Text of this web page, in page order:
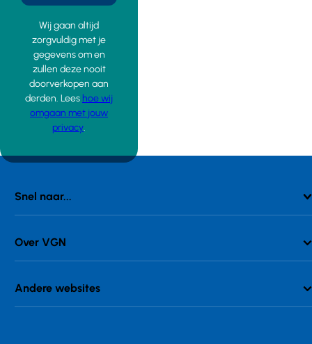
Wij gaan altijd
zorgvuldig met je
gegevens om en
zullen deze nooit
doorverkopen aan
derden. Lees hoe wij
omgaan met jouw
privacy.
Snel naar...
Over VGN
Andere websites